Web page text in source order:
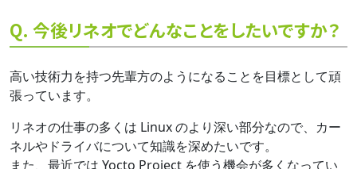
Q. 今後リネオでどんなことをしたいですか？
高い技術力を持つ先輩方のようになることを目標として頑
張っています。
リネオの仕事の多くは Linux のより深い部分なので、カー
ネルやドライバについて知識を深めたいです。
また、最近では Yocto Project を使う機会が多くなってい